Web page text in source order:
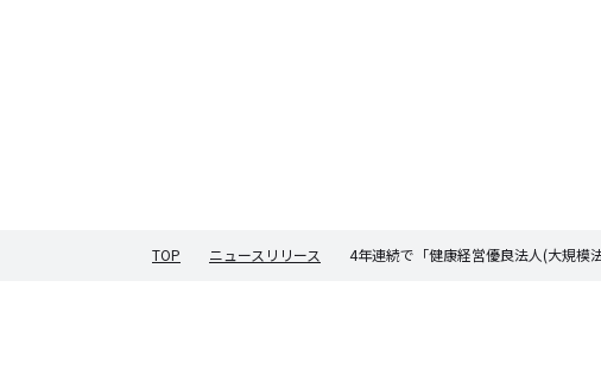
TOP ニュースリリース 4年連続で「健康経営優良法人(大規模